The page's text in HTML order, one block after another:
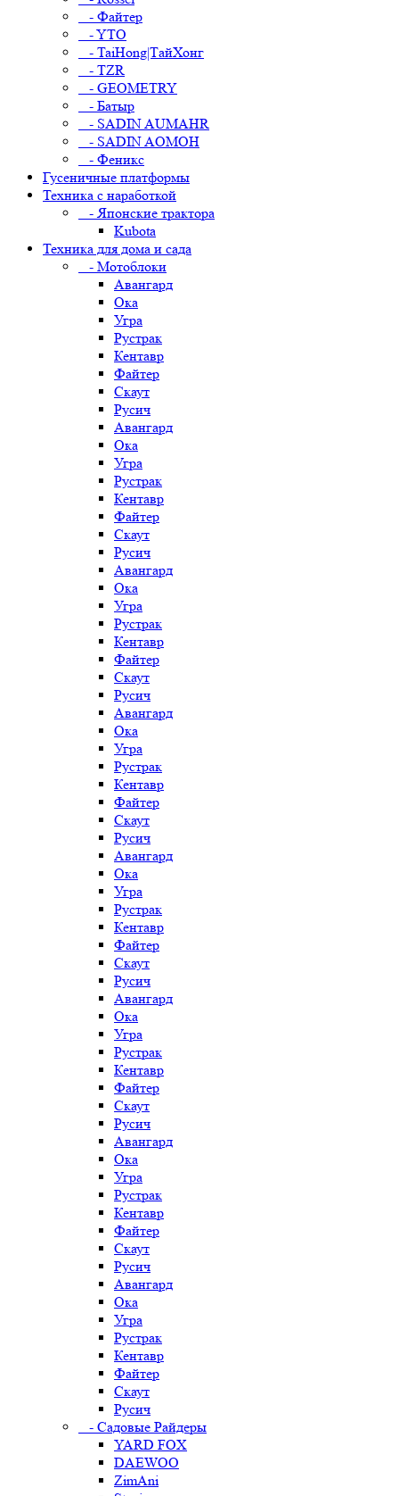
- Файтер
- YTO
- TaiHong|ТайХонг
- TZR
- GEOMETRY
- Батыр
- SADIN AUMAHR
- SADIN AOMOH
- Феникс
Гусеничные платформы
Техника с наработкой
- Японские трактора
Kubota
Техника для дома и сада
- Мотоблоки
Авангард
Ока
Угра
Рустрак
Кентавр
Файтер
Скаут
Русич
Авангард
Ока
Угра
Рустрак
Кентавр
Файтер
Скаут
Русич
Авангард
Ока
Угра
Рустрак
Кентавр
Файтер
Скаут
Русич
Авангард
Ока
Угра
Рустрак
Кентавр
Файтер
Скаут
Русич
Авангард
Ока
Угра
Рустрак
Кентавр
Файтер
Скаут
Русич
Авангард
Ока
Угра
Рустрак
Кентавр
Файтер
Скаут
Русич
Авангард
Ока
Угра
Рустрак
Кентавр
Файтер
Скаут
Русич
Авангард
Ока
Угра
Рустрак
Кентавр
Файтер
Скаут
Русич
- Садовые Райдеры
YARD FOX
DAEWOO
ZimAni